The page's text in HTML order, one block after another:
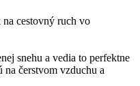
cestovný ruch vo
snehu a vedia to perfektne
čerstvom vzduchu a